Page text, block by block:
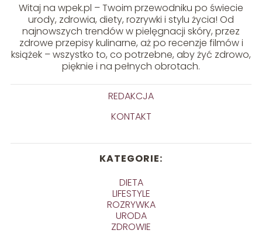
Witaj na wpek.pl – Twoim przewodniku po świecie
urody, zdrowia, diety, rozrywki i stylu życia! Od
najnowszych trendów w pielęgnacji skóry, przez
zdrowe przepisy kulinarne, aż po recenzje filmów i
książek – wszystko to, co potrzebne, aby żyć zdrowo,
pięknie i na pełnych obrotach.
REDAKCJA
KONTAKT
KATEGORIE:
DIETA
LIFESTYLE
ROZRYWKA
URODA
ZDROWIE